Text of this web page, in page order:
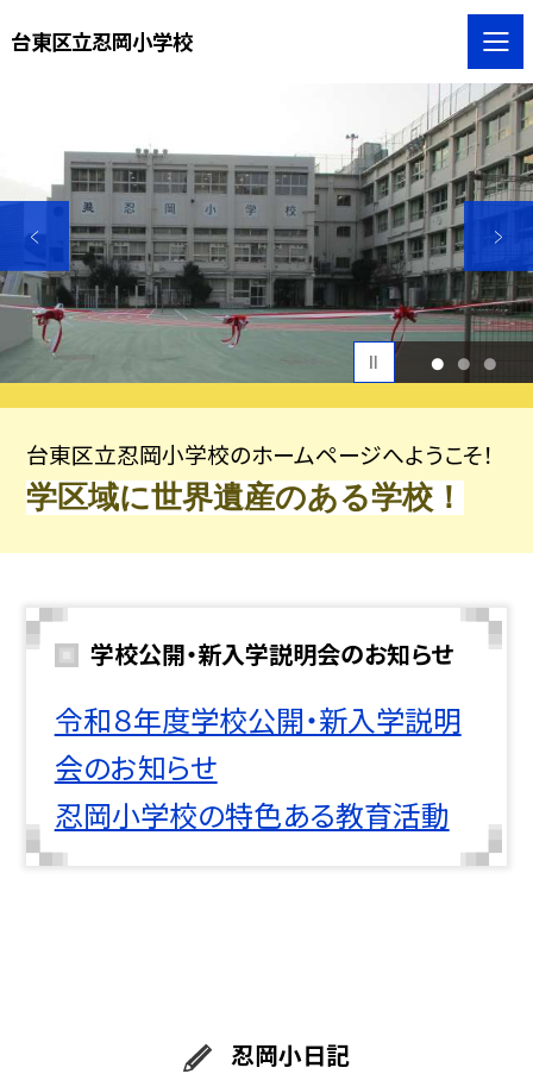
台東区立忍岡小学校
1 2 3
台東区立忍岡小学校のホームページへようこそ！
学区域に世界遺産のある学校！
学校公開・新入学説明会のお知らせ
令和８年度学校公開・新入学説明
会のお知らせ
忍岡小学校の特色ある教育活動
忍岡小日記